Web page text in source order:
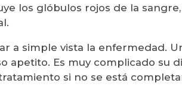
los glóbulos rojos de la
a simple vista la enfermedad.
apetito. Es muy complicado su
si no se está